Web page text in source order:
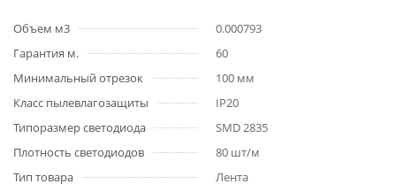
Объем м3
0.000793
Гарантия м.
60
Минимальный отрезок
100 мм
Класс пылевлагозащиты
IP20
Типоразмер светодиода
SMD 2835
Плотность светодиодов
80 шт/м
Тип товара
Лента